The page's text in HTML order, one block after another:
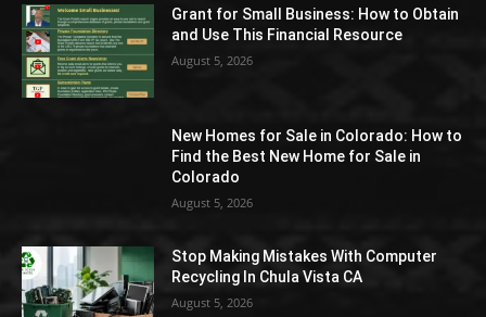
Grant for Small Business: How to Obtain
and Use This Financial Resource
August 5, 2026
New Homes for Sale in Colorado: How to
Find the Best New Home for Sale in
Colorado
August 5, 2026
Stop Making Mistakes With Computer
Recycling In Chula Vista CA
August 5, 2026